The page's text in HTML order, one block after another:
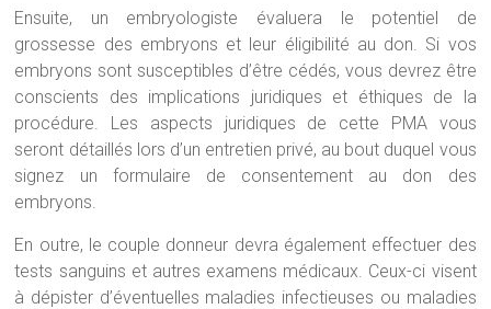
Ensuite, un embryologiste évaluera le potentiel de
grossesse des embryons et leur éligibilité au don. Si vos
embryons sont susceptibles d’être cédés, vous devrez être
conscients des implications juridiques et éthiques de la
procédure. Les aspects juridiques de cette PMA vous
seront détaillés lors d’un entretien privé, au bout duquel vous
signez un formulaire de consentement au don des
embryons.
En outre, le couple donneur devra également effectuer des
tests sanguins et autres examens médicaux. Ceux-ci visent
à dépister d’éventuelles maladies infectieuses ou maladies